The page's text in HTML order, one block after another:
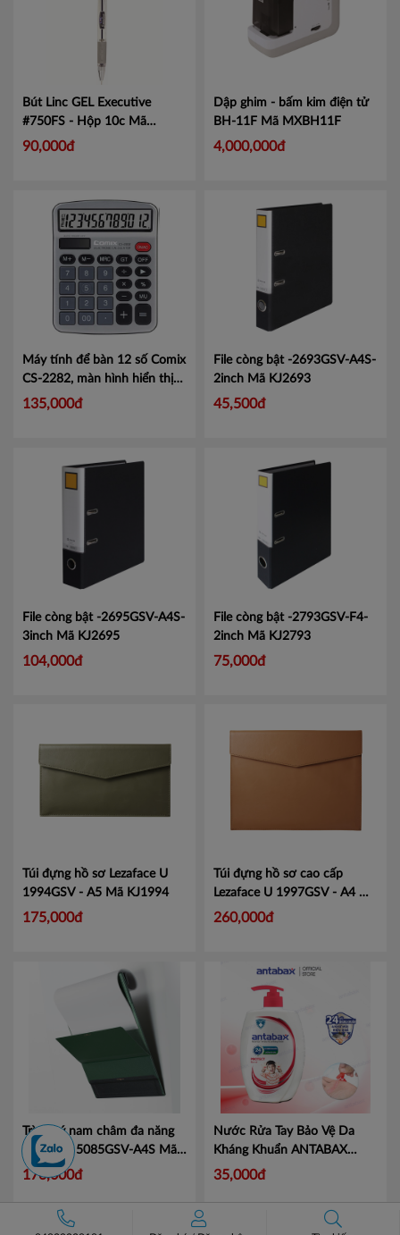
Bút Linc GEL Executive
#750FS - Hộp 10c Mã
LIN750
90,000đ
Dập ghim - bấm kim điện tử
BH-11F Mã MXBH11F
4,000,000đ
Máy tính để bàn 12 số Comix
CS-2282, màn hình hiển thị
lớn tiện lợi.
135,000đ
File còng bật -2693GSV-A4S-
2inch Mã KJ2693
45,500đ
File còng bật -2695GSV-A4S-
3inch Mã KJ2695
104,000đ
File còng bật -2793GSV-F4-
2inch Mã KJ2793
75,000đ
Túi đựng hồ sơ Lezaface U
1994GSV - A5 Mã KJ1994
175,000đ
Túi đựng hồ sơ cao cấp
Lezaface U 1997GSV - A4 Mã
KJ1997
260,000đ
Trình ký nam châm đa năng
Mag Flag 5085GSV-A4S Mã
KJ5085
176,000đ
Nước Rửa Tay Bảo Vệ Da
Kháng Khuẩn ANTABAX
PROTECT - Bảo Vệ
35,000đ